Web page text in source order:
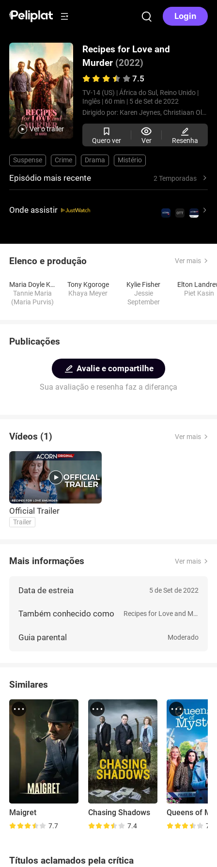
Login
Ver o trailer
Recipes for Love and
Murder (2022)
7.5
TV-14 (US) | África do Sul, Reino Unido |
Inglês | 60 min | 5 de Set de 2022
Dirigido por: Karen Jeynes, Christiaan Olwagen,
Quero ver Ver Resenha
Suspense Crime Drama Mistério
Episódio mais recente 2 Temporadas
Onde assistir
Elenco e produção Ver mais
Maria Doyle Kennedy
Tannie Maria
(Maria Purvis)
Tony Kgoroge
Khaya Meyer
Kylie Fisher
Jessie
September
Elton
Piet Kasin
Publicações
Avalie e compartilhe
Sua avaliação e resenha faz a diferança
Vídeos (1) Ver mais
Official Trailer
Trailer
Mais informações Ver mais
Data de estreia 5 de Set de 2022
Também conhecido como Recipes for Love and Murder
Guia parental Moderado
Similares
Maigret
7.7
Chasing Shadows
7.4
Queens of
7.3
Títulos aclamados pela crítica